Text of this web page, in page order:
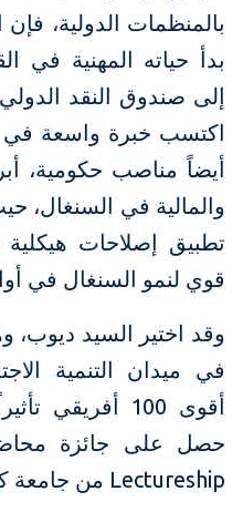
بالمنظمات الدولية،
بدأ حياته المهنية في
إلى صندوق النقد
اكتسب خبرة واسعة
أيضاً مناصب حكومية،
والمالية في السنغال،
تطبيق إصلاحات
قوي لنمو السنغال في
وقد اختير السيد ديوب،
في ميدان التنمية
Lectureship من جامعة كاليفورنيا، بيركلي.